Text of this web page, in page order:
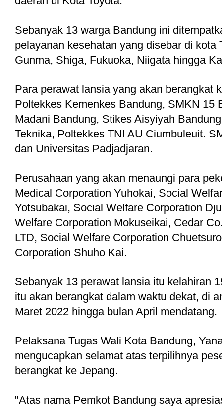
Sebanyak 13 warga Bandung ini
pelayanan kesehatan yang disebar di kota
Gunma, Shiga, Fukuoka, Niigata hingga
Para perawat lansia yang akan berangkat
Poltekkes Kemenkes Bandung, SMKN 15
Madani Bandung, Stikes Aisyiyah
Teknika, Poltekkes TNI AU Ciumbuleuit.
dan Universitas Padjadjaran.
Perusahaan yang akan menaungi para
Medical Corporation Yuhokai, Social
Yotsubakai, Social Welfare Corporation
Welfare Corporation Mokuseikai, Cedar
LTD, Social Welfare Corporation
Corporation Shuho Kai.
Sebanyak 13 perawat lansia itu kelahiran
itu akan berangkat dalam waktu dekat, di
Maret 2022 hingga bulan April mendatang.
Pelaksana Tugas Wali Kota Bandung,
mengucapkan selamat atas terpilihnya
berangkat ke Jepang.
"Atas nama Pemkot Bandung saya